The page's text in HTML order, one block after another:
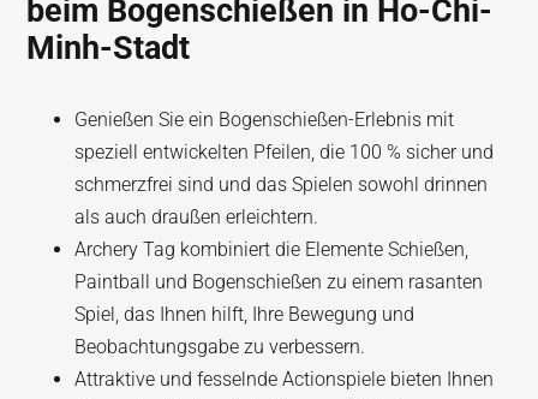
beim Bogenschießen in Ho-Chi-
Minh-Stadt
Genießen Sie ein Bogenschießen-Erlebnis mit
speziell entwickelten Pfeilen, die 100 % sicher und
schmerzfrei sind und das Spielen sowohl drinnen
als auch draußen erleichtern.
Archery Tag kombiniert die Elemente Schießen,
Paintball und Bogenschießen zu einem rasanten
Spiel, das Ihnen hilft, Ihre Bewegung und
Beobachtungsgabe zu verbessern.
Attraktive und fesselnde Actionspiele bieten Ihnen